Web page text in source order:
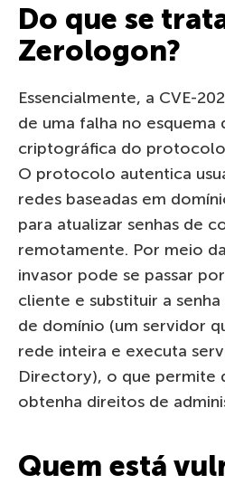
Do que se
Zerologon?
Essencialmente, a CVE-
de uma falha no esquema
criptográfica do
O protocolo autentica
redes baseadas em
para atualizar senhas de
remotamente. Por meio
invasor pode se passar
cliente e substituir a
de domínio (um servidor
rede inteira e executa
Directory), o que permite
obtenha direitos de
Quem está